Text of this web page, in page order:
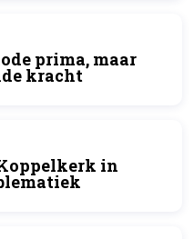
prima, maar
kracht
in